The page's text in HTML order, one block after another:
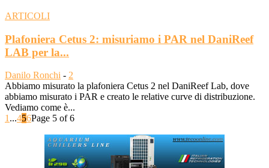
ARTICOLI
Plafoniera Cetus 2: misuriamo i PAR nel DaniReef
LAB per la...
Danilo Ronchi - 2
Abbiamo misurato la plafoniera Cetus 2 nel DaniReef Lab, dove
abbiamo misurato i PAR e creato le relative curve di distribuzione.
Vediamo come è...
1 ...456Page 5 of 6